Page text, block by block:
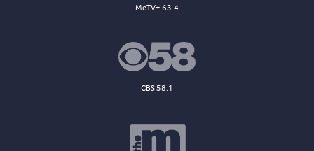
MeTV+ 63.4
CBS 58.1